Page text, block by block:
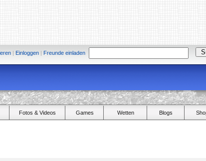
| Einloggen | Freunde einladen
Fotos & Videos Games Wetten Blogs